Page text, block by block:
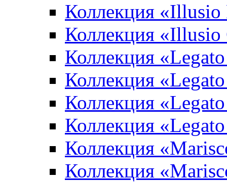
Коллекция «Illusio
Коллекция «Illusio
Коллекция
Коллекция
Коллекция
Коллекция
Коллекция
Коллекция